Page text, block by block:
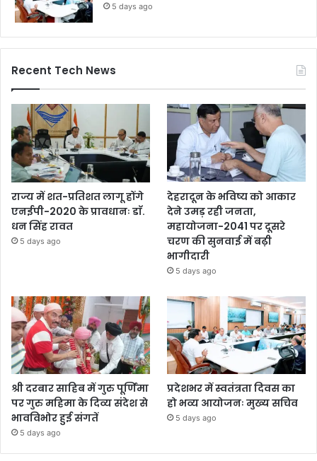
5 days ago
Recent Tech News
राज्य में शत-प्रतिशत लागू होंगे
एनईपी-2020 के प्रावधानः डाॅ.
धन सिंह रावत
5 days ago
देहरादून के भविष्य को आकार
देने उमड़ रही जनता,
महायोजना-2041 पर दूसरे
चरण की सुनवाई में बढ़ी
भागीदारी
5 days ago
श्री दरबार साहिब में गुरु पूर्णिमा
पर गुरु महिमा के दिव्य संदेश से
भावविभोर हुई संगतें
5 days ago
प्रदेशभर में स्वतंत्रता दिवस का
हो भव्य आयोजनः मुख्य सचिव
5 days ago